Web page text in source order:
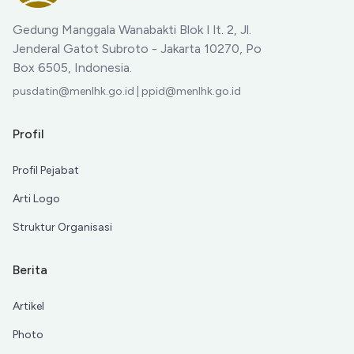
Gedung Manggala Wanabakti Blok I lt. 2, Jl.
Jenderal Gatot Subroto - Jakarta 10270, Po
Box 6505, Indonesia.
pusdatin@menlhk.go.id | ppid@menlhk.go.id
Profil
Profil Pejabat
Arti Logo
Struktur Organisasi
Berita
Artikel
Photo